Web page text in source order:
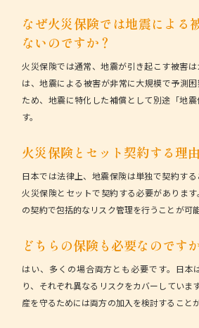
なぜ火災保険では地震による
ないのですか？
火災保険では通常、地震が引き起こす被害
は、地震による被害が非常に大規模で予測
ため、地震に特化した補償として別途「地
す。
火災保険とセット契約する理
日本では法律上、地震保険は単独で契約す
火災保険とセットで契約する必要がありま
の契約で包括的なリスク管理を行うことが可能
どちらの保険も必要なのです
はい、多くの場合両方とも必要です。日本
り、それぞれ異なるリスクをカバーしていま
産を守るためには両方の加入を検討することが